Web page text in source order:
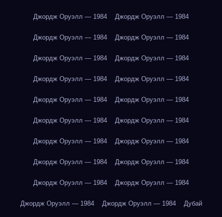
Джордж Оруэлл — 1984 Джордж Оруэлл — 1984
Джордж Оруэлл — 1984 Джордж Оруэлл — 1984
Джордж Оруэлл — 1984 Джордж Оруэлл — 1984
Джордж Оруэлл — 1984 Джордж Оруэлл — 1984
Джордж Оруэлл — 1984 Джордж Оруэлл — 1984
Джордж Оруэлл — 1984 Джордж Оруэлл — 1984
Джордж Оруэлл — 1984 Джордж Оруэлл — 1984
Джордж Оруэлл — 1984 Джордж Оруэлл — 1984
Джордж Оруэлл — 1984 Джордж Оруэлл — 1984
Джордж Оруэлл — 1984 Джордж Оруэлл — 1984 Дубай